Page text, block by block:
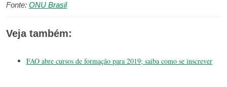
Fonte: ONU Brasil
Veja também:
FAO abre cursos de formação para 2019; saiba como se inscrever